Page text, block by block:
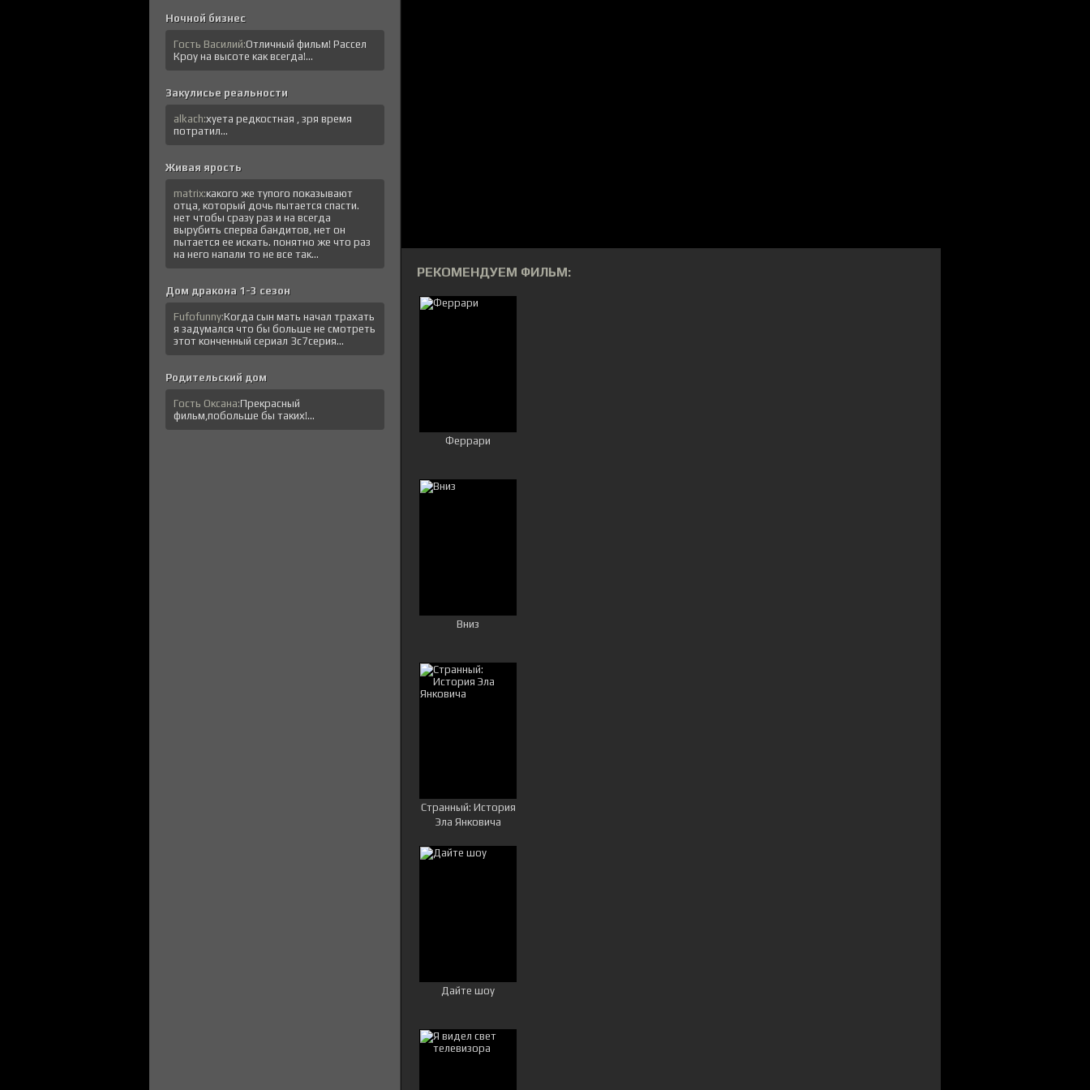
РЕКОМЕНДУЕМ ФИЛЬМ:
Феррари
Вниз
Странный: История
Эла Янковича
Дайте шоу
Ночной бизнес
Гость Василий:Отличный фильм! Рассел
Кроу на высоте как всегда!...
Закулисье реальности
alkach:хуета редкостная , зря время
потратил...
Живая ярость
matrix:какого же тупого показывают
отца, который дочь пытается спасти.
нет чтобы сразу раз и на всегда
вырубить сперва бандитов, нет он
пытается ее искать. понятно же что раз
на него напали то не все так...
Дом дракона 1-3 сезон
Fufofunny:Когда сын мать начал трахать
я задумался что бы больше не смотреть
этот конченный сериал 3с7серия...
Родительский дом
Гость Оксана:Прекрасный
фильм,побольше бы таких!...